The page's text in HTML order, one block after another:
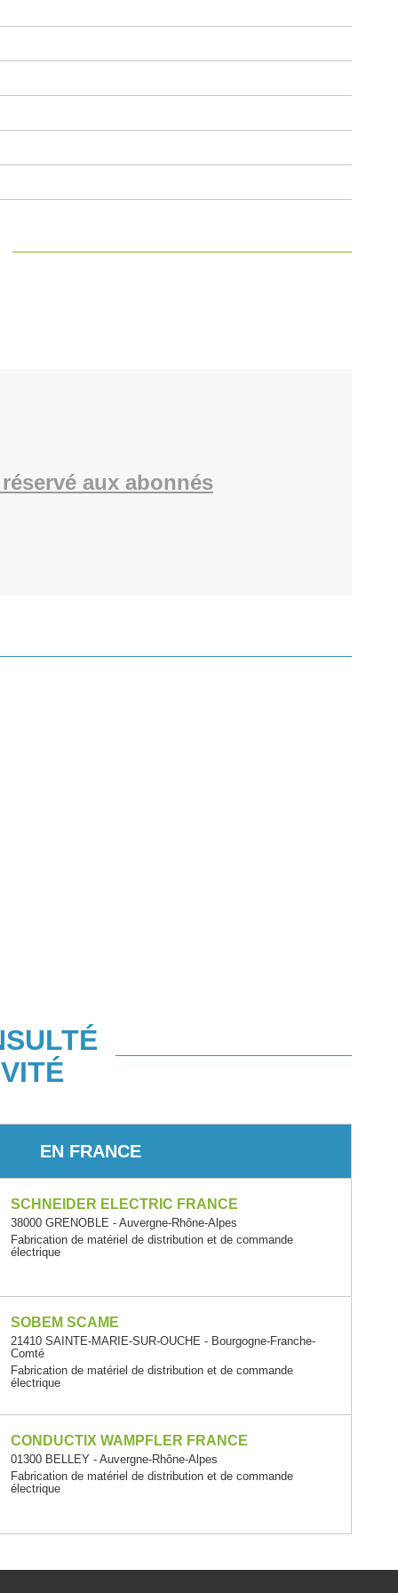
aux abonnés
EN FRANCE
SCHNEIDER ELECTRIC FRANCE
38000 GRENOBLE - Auvergne-Rhône-Alpes
Fabrication de matériel de distribution et de commande
électrique
SOBEM SCAME
21410 SAINTE-MARIE-SUR-OUCHE - Bourgogne-Franche-
Comté
Fabrication de matériel de distribution et de commande
électrique
CONDUCTIX WAMPFLER FRANCE
01300 BELLEY - Auvergne-Rhône-Alpes
Fabrication de matériel de distribution et de commande
électrique